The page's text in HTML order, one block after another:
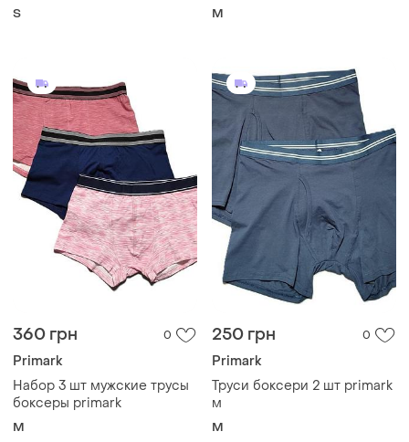
S M
360 грн 0
Primark
Набор 3 шт мужские трусы
боксеры primark
M
250 грн 0
Primark
Труси боксери 2 шт primark
м
M